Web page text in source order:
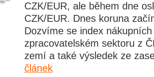
CZK/EUR, ale během dne
CZK/EUR. Dnes koruna
Dozvíme se index
zpracovatelském sektoru z
zemí a také výsledek ze
článek